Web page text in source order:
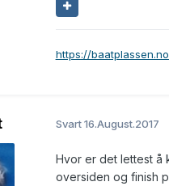
https://
Svart16.August.2017
Hvor er det lettest å
oversiden og finish